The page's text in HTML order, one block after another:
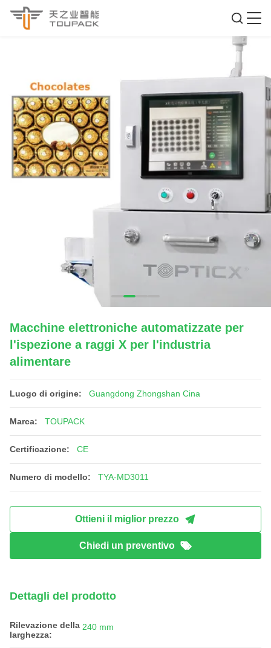
Macchine elettroniche automatizzate per
l'ispezione a raggi X per l'industria
alimentare
Luogo di origine: Guangdong Zhongshan Cina
Marca: TOUPACK
Certificazione: CE
Numero di modello: TYA-MD3011
Ottieni il miglior prezzo
Chiedi un preventivo
Dettagli del prodotto
Rilevazione della
larghezza:
240 mm